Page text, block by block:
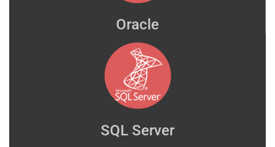
Oracle
SQL Server